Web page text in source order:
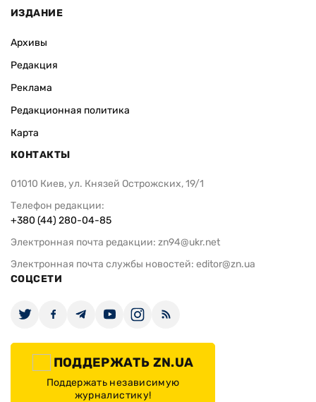
ИЗДАНИЕ
Архивы
Редакция
Реклама
Редакционная политика
Карта
КОНТАКТЫ
01010 Киев, ул. Князей Острожских, 19/1
Телефон редакции:
+380 (44) 280-04-85
Электронная почта редакции: zn94@ukr.net
Электронная почта службы новостей: editor@zn.ua
СОЦСЕТИ
ПОДДЕРЖАТЬ ZN.UA
Поддержать независимую
журналистику!